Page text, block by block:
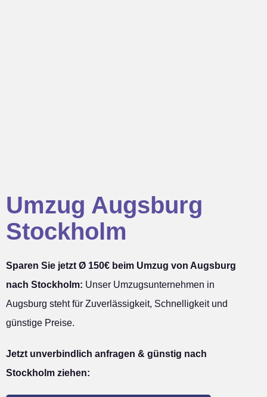
Umzug Augsburg
Stockholm
Sparen Sie jetzt Ø 150€ beim Umzug von Augsburg
nach Stockholm: Unser Umzugsunternehmen in
Augsburg steht für Zuverlässigkeit, Schnelligkeit und
günstige Preise.
Jetzt unverbindlich anfragen & günstig nach
Stockholm ziehen: